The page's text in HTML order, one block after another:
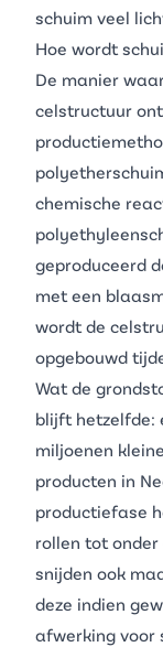
schuim veel
Hoe wordt
De manier
celstructuur
chemische
geproduceerd
met een
wordt de
opgebouwd
Wat de
blijft hetzelfde:
miljoenen
producten in
productiefase
rollen tot onder
snijden ook
deze indien
afwerking voor